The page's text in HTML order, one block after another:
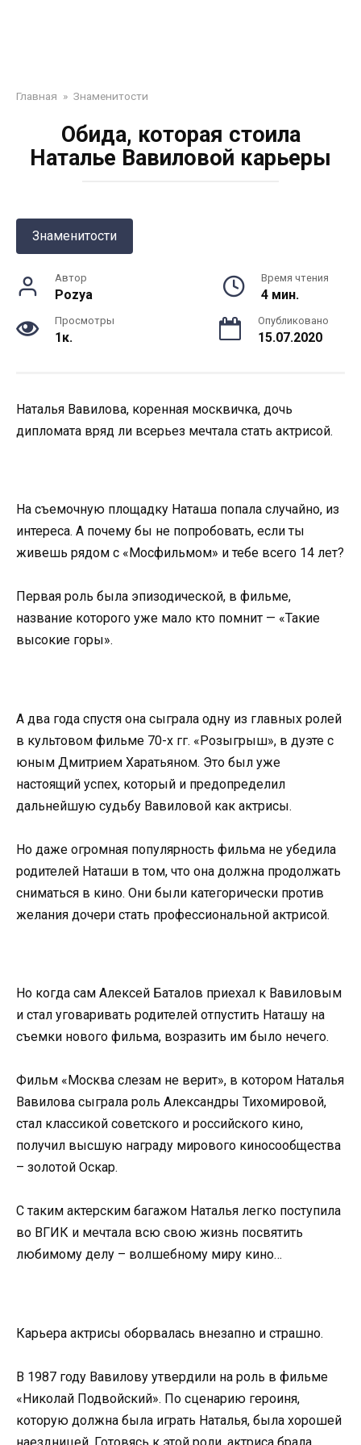
Главная » Знаменитости
Обида, которая стоила
Наталье Вавиловой карьеры
Знаменитости
Автор
Pozya
Время чтения
4 мин.
Просмотры
1к.
Опубликовано
15.07.2020
Наталья Вавилова, коренная москвичка, дочь
дипломата вряд ли всерьез мечтала стать актрисой.
На съемочную площадку Наташа попала случайно, из
интереса. А почему бы не попробовать, если ты
живешь рядом с «Мосфильмом» и тебе всего 14 лет?
Первая роль была эпизодической, в фильме,
название которого уже мало кто помнит — «Такие
высокие горы».
А два года спустя она сыграла одну из главных ролей
в культовом фильме 70-х гг. «Розыгрыш», в дуэте с
юным Дмитрием Харатьяном. Это был уже
настоящий успех, который и предопределил
дальнейшую судьбу Вавиловой как актрисы.
Но даже огромная популярность фильма не убедила
родителей Наташи в том, что она должна продолжать
сниматься в кино. Они были категорически против
желания дочери стать профессиональной актрисой.
Но когда сам Алексей Баталов приехал к Вавиловым
и стал уговаривать родителей отпустить Наташу на
съемки нового фильма, возразить им было нечего.
Фильм «Москва слезам не верит», в котором Наталья
Вавилова сыграла роль Александры Тихомировой,
стал классикой советского и российского кино,
получил высшую награду мирового киносообщества
– золотой Оскар.
С таким актерским багажом Наталья легко поступила
во ВГИК и мечтала всю свою жизнь посвятить
любимому делу – волшебному миру кино…
Карьера актрисы оборвалась внезапно и страшно.
В 1987 году Вавилову утвердили на роль в фильме
«Николай Подвойский». По сценарию героиня,
которую должна была играть Наталья, была хорошей
наездницей. Готовясь к этой роли, актриса брала